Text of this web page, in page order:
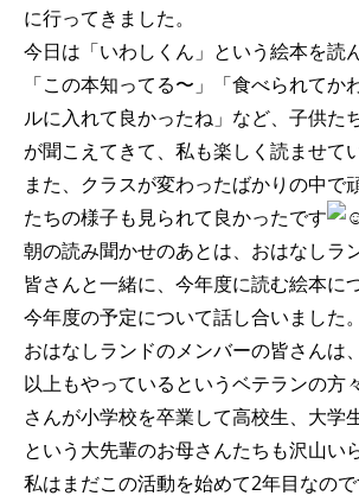
に行ってきました。
今日は「いわしくん」という絵本を読
「この本知ってる〜」「食べられてか
ルに入れて良かったね」など、子供た
が聞こえてきて、私も楽しく読ませて
また、クラスが変わったばかりの中で
たちの様子も見られて良かったです
朝の読み聞かせのあとは、おはなしラ
皆さんと一緒に、今年度に読む絵本に
今年度の予定について話し合いました。
おはなしランドのメンバーの皆さんは
以上もやっているというベテランの方
さんが小学校を卒業して高校生、大学
という大先輩のお母さんたちも沢山い
私はまだこの活動を始めて2年目なの